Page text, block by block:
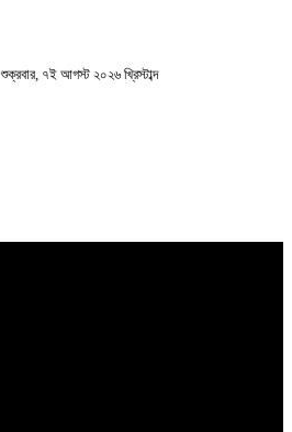
শুক্রবার, ৭ই আগস্ট ২০২৬ খ্রিস্টাব্দ